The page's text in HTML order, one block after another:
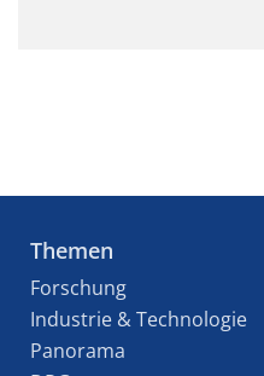
Themen
Forschung
Industrie & Technologie
Panorama